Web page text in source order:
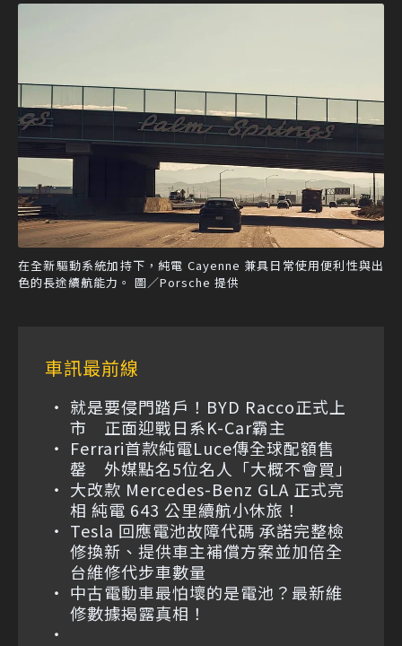
在全新驅動系統加持下，純電 Cayenne 兼具日常使用便利性與出
色的長途續航能力。 圖／Porsche 提供
車訊最前線
就是要侵門踏戶！BYD Racco正式上
市 正面迎戰日系K-Car霸主
Ferrari首款純電Luce傳全球配額售
罄 外媒點名5位名人「大概不會買」
大改款 Mercedes-Benz GLA 正式亮
相 純電 643 公里續航小休旅！
Tesla 回應電池故障代碼 承諾完整檢
修換新、提供車主補償方案並加倍全
台維修代步車數量
中古電動車最怕壞的是電池？最新維
修數據揭露真相！